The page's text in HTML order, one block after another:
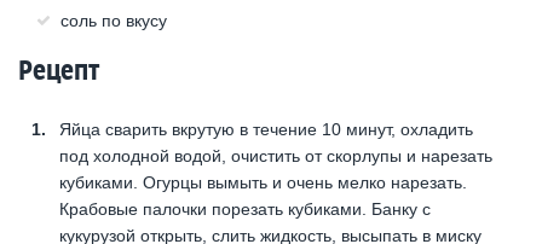
соль по вкусу
Рецепт
Яйца сварить вкрутую в течение 10 минут, охладить
под холодной водой, очистить от скорлупы и нарезать
кубиками. Огурцы вымыть и очень мелко нарезать.
Крабовые палочки порезать кубиками. Банку с
кукурузой открыть, слить жидкость, высыпать в миску